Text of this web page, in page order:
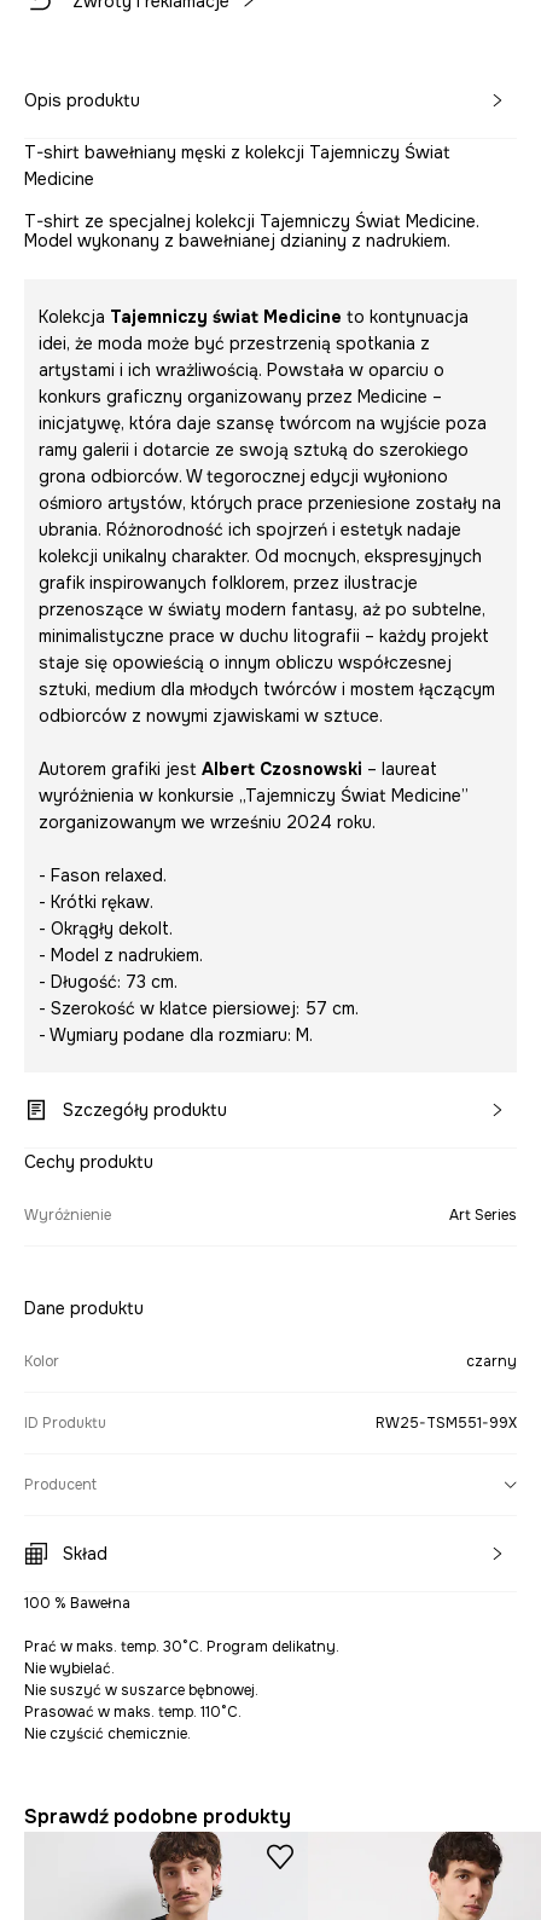
Opis produktu
T-shirt bawełniany męski z kolekcji Tajemniczy Świat
Medicine
T-shirt ze specjalnej kolekcji Tajemniczy Świat Medicine.
Model wykonany z bawełnianej dzianiny z nadrukiem.
Kolekcja Tajemniczy świat Medicine to kontynuacja
idei, że moda może być przestrzenią spotkania z
artystami i ich wrażliwością. Powstała w oparciu o
konkurs graficzny organizowany przez Medicine –
inicjatywę, która daje szansę twórcom na wyjście poza
ramy galerii i dotarcie ze swoją sztuką do szerokiego
grona odbiorców. W tegorocznej edycji wyłoniono
ośmioro artystów, których prace przeniesione zostały na
ubrania. Różnorodność ich spojrzeń i estetyk nadaje
kolekcji unikalny charakter. Od mocnych, ekspresyjnych
grafik inspirowanych folklorem, przez ilustracje
przenoszące w światy modern fantasy, aż po subtelne,
minimalistyczne prace w duchu litografii – każdy projekt
staje się opowieścią o innym obliczu współczesnej
sztuki, medium dla młodych twórców i mostem łączącym
odbiorców z nowymi zjawiskami w sztuce.
Autorem grafiki jest Albert Czosnowski – laureat
wyróżnienia w konkursie „Tajemniczy Świat Medicine”
zorganizowanym we wrześniu 2024 roku.
- Fason relaxed.
- Krótki rękaw.
- Okrągły dekolt.
- Model z nadrukiem.
- Długość: 73 cm.
- Szerokość w klatce piersiowej: 57 cm.
- Wymiary podane dla rozmiaru: M.
Szczegóły produktu
Cechy produktu
Wyróżnienie Art Series
Dane produktu
Kolor czarny
ID Produktu RW25-TSM551-99X
Producent
Skład
100 % Bawełna
Prać w maks. temp. 30°C. Program delikatny.
Nie wybielać.
Nie suszyć w suszarce bębnowej.
Prasować w maks. temp. 110°C.
Nie czyścić chemicznie.
Sprawdź podobne produkty